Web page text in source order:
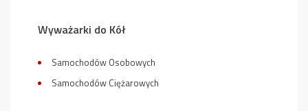
Wyważarki do Kół
Samochodów Osobowych
Samochodów Ciężarowych